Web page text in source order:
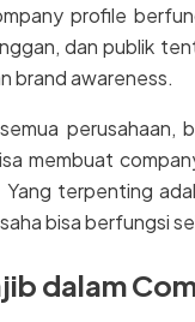
profile
dan publik
brand awareness.
perusahaan,
membuat
Yang terpenting
bisa berfungsi
dalam